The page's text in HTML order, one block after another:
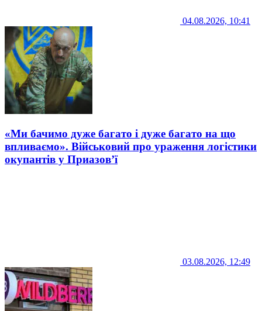
04.08.2026, 10:41
«Ми бачимо дуже багато і дуже багато на що
впливаємо». Військовий про ураження логістики
окупантів у Приазов’ї
03.08.2026, 12:49